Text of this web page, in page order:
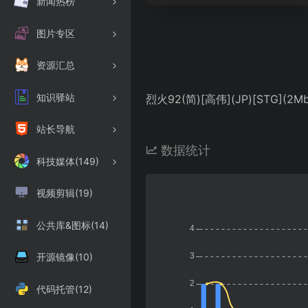
图片专区
资源汇总
知识驿站
站长导航
科技媒体(149)
视频剪辑(19)
公共库&图标(14)
开源镜像(10)
代码托管(12)
烈火92(简)[高伟
数据统计